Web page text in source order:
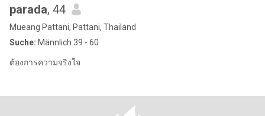
parada, 44
Mueang Pattani, Pattani, Thailand
Suche: Männlich 39 - 60
ต้องการความจริงใจ